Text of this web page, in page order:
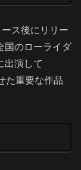
ス後にリリー
国のローライダ
出演して
た重要な作品